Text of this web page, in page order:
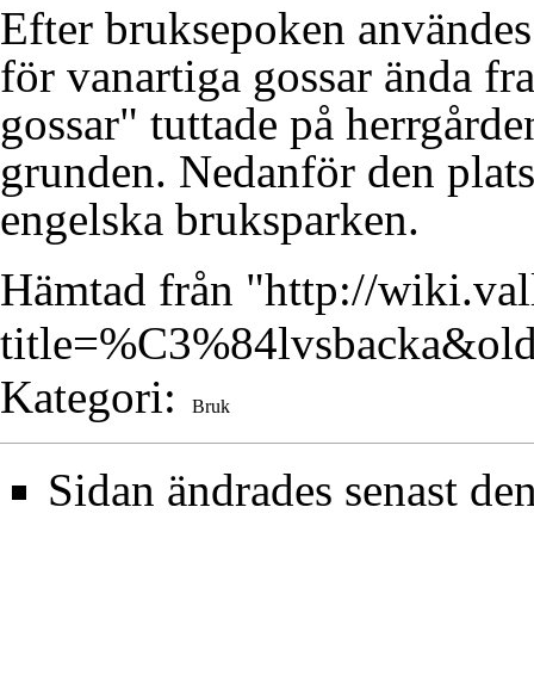
Efter bruksepoken
för vanartiga gossar ända
gossar" tuttade på
grunden. Nedanför den
engelska bruksparken.
Hämtad från "http://
Kategori: Bruk
Sidan ändrades senast